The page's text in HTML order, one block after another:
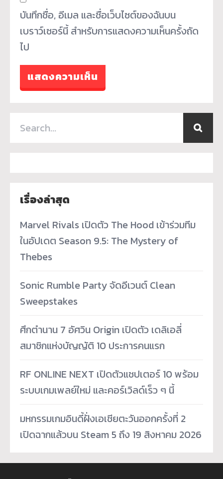
บันทึกชื่อ, อีเมล และชื่อเว็บไซต์ของฉันบน
เบราว์เซอร์นี้ สำหรับการแสดงความเห็นครั้งถัด
ไป
เรื่องล่าสุด
Marvel Rivals เปิดตัว The Hood เข้าร่วมทีม
ในอัปเดต Season 9.5: The Mystery of
Thebes
Sonic Rumble Party จัดอีเวนต์ Clean
Sweepstakes
ศึกตำนาน 7 อัศวิน Origin เปิดตัว เดลิเอลี่
สมาชิกแห่งบัญญัติ 10 ประการคนแรก
RF ONLINE NEXT เปิดตัวแชปเตอร์ 10 พร้อม
ระบบเกมเพลย์ใหม่ และคอร์เวิลด์เร็ว ๆ นี้
มหกรรมเกมอินดี้ฝั่งเอเชียตะวันออกครั้งที่ 2
เปิดฉากแล้วบน Steam 5 ถึง 19 สิงหาคม 2026